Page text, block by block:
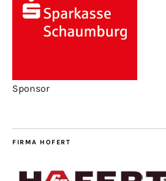
Sponsor
FIRMA HOFERT